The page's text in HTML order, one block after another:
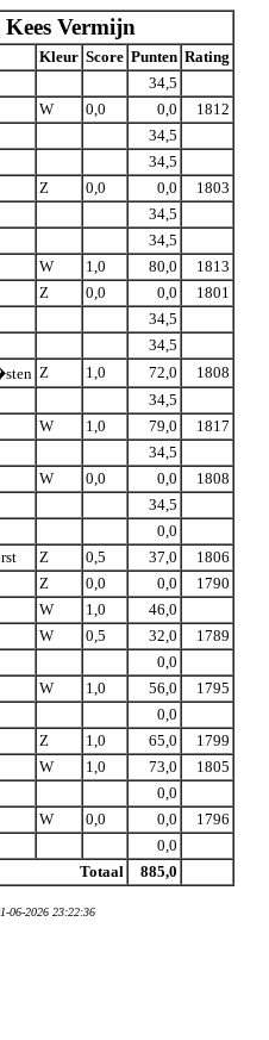
Vermijn
Kleur Score Punten Rating
34,5
W 0,0 0,0
1812
34,5
34,5
Z 0,0 0,0
1803
34,5
34,5
W 1,0 80,0
1813
Z 0,0 0,0
1801
34,5
34,5
Z 1,0 72,0
1808
34,5
W 1,0 79,0
1817
34,5
W 0,0 0,0
1808
34,5
0,0
Z 0,5 37,0
1806
Z 0,0 0,0
1790
W 1,0
46,0
W 0,5 32,0
1789
0,0
W 1,0 56,0
1795
0,0
Z 1,0 65,0
1799
W 1,0 73,0
1805
0,0
W 0,0 0,0
1796
0,0
Totaal
885,0
06-2026 23:22:36